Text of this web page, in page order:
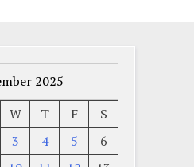
2025
W T F
S
3 4 5
6